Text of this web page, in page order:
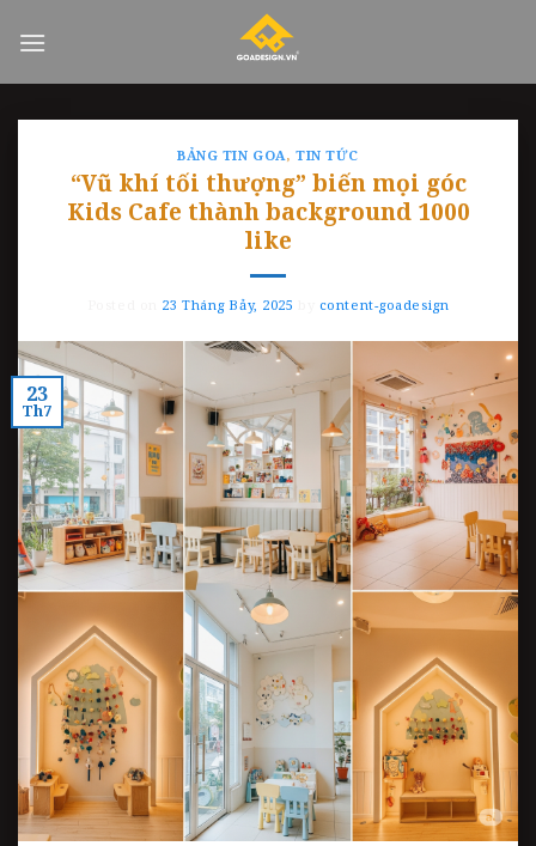
BẢNG TIN GOA, TIN TỨC
“Vũ khí tối thượng” biến mọi góc
Kids Cafe thành background 1000
like
23 Tháng Bảy, 2025 content-goadesign
23
Th7